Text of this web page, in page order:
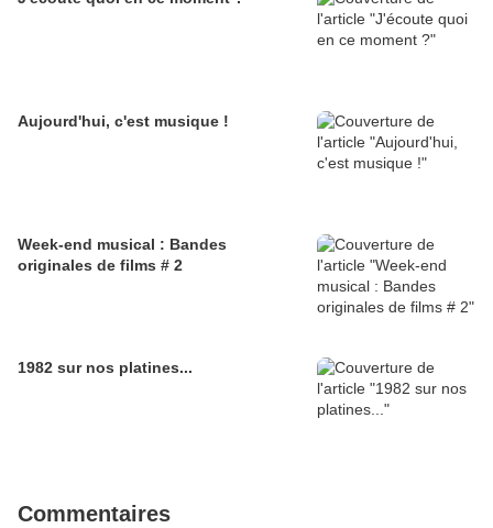
Aujourd'hui, c'est musique !
Week-end musical : Bandes
originales de films # 2
1982 sur nos platines...
Commentaires